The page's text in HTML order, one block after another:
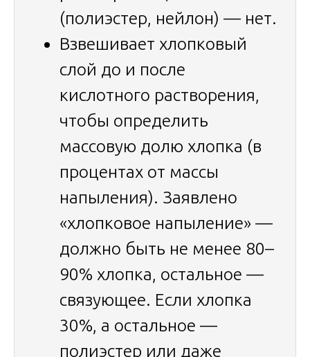
(полиэстер, нейлон) — нет.
Взвешивает хлопковый
слой до и после
кислотного растворения,
чтобы определить
массовую долю хлопка (в
процентах от массы
напыления). Заявлено
«хлопковое напыление» —
должно быть не менее 80–
90% хлопка, остальное —
связующее. Если хлопка
30%, а остальное —
полиэстер или даже